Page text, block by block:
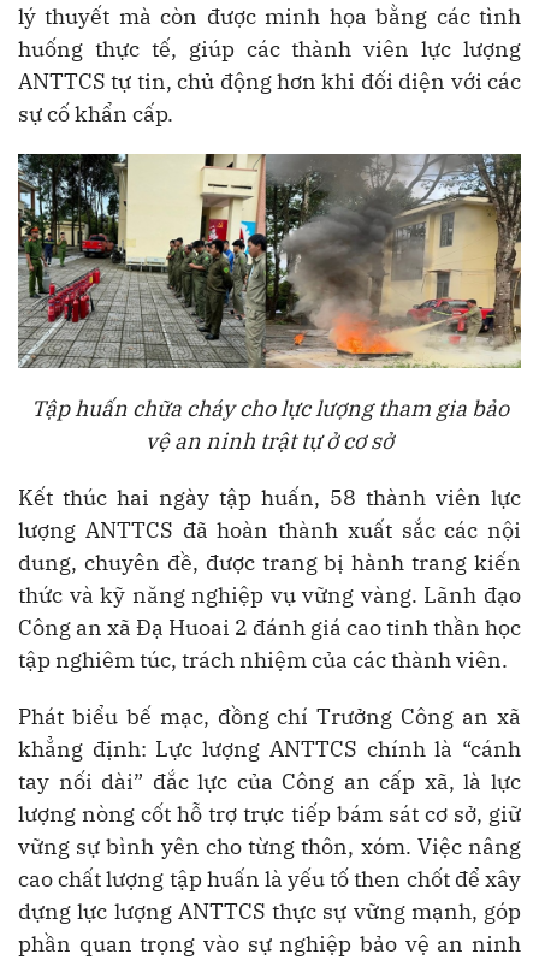
lý thuyết mà còn được minh họa bằng các tình
huống thực tế, giúp các thành viên lực lượng
ANTTCS tự tin, chủ động hơn khi đối diện với các
sự cố khẩn cấp.
Tập huấn chữa cháy cho lực lượng tham gia bảo
vệ an ninh trật tự ở cơ sở
Kết thúc hai ngày tập huấn, 58 thành viên lực
lượng ANTTCS đã hoàn thành xuất sắc các nội
dung, chuyên đề, được trang bị hành trang kiến
thức và kỹ năng nghiệp vụ vững vàng. Lãnh đạo
Công an xã Đạ Huoai 2 đánh giá cao tinh thần học
tập nghiêm túc, trách nhiệm của các thành viên.
Phát biểu bế mạc, đồng chí Trưởng Công an xã
khẳng định: Lực lượng ANTTCS chính là “cánh
tay nối dài” đắc lực của Công an cấp xã, là lực
lượng nòng cốt hỗ trợ trực tiếp bám sát cơ sở, giữ
vững sự bình yên cho từng thôn, xóm. Việc nâng
cao chất lượng tập huấn là yếu tố then chốt để xây
dựng lực lượng ANTTCS thực sự vững mạnh, góp
phần quan trọng vào sự nghiệp bảo vệ an ninh